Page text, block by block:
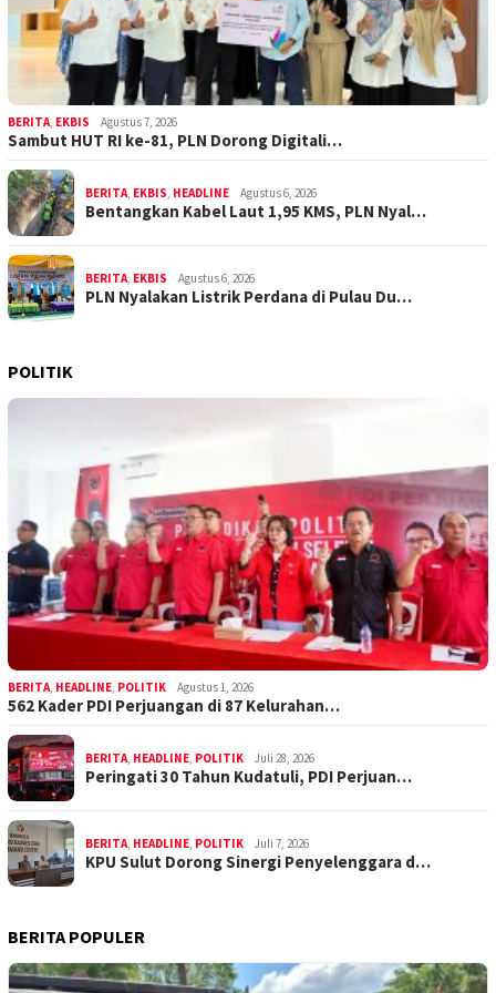
BERITA, EKBIS Agustus 7, 2026
Sambut HUT RI ke-81, PLN Dorong Digitali…
BERITA, EKBIS, HEADLINE Agustus 6, 2026
Bentangkan Kabel Laut 1,95 KMS, PLN Nyal…
BERITA, EKBIS Agustus 6, 2026
PLN Nyalakan Listrik Perdana di Pulau Du…
POLITIK
BERITA, HEADLINE, POLITIK Agustus 1, 2026
562 Kader PDI Perjuangan di 87 Kelurahan…
BERITA, HEADLINE, POLITIK Juli 28, 2026
Peringati 30 Tahun Kudatuli, PDI Perjuan…
BERITA, HEADLINE, POLITIK Juli 7, 2026
KPU Sulut Dorong Sinergi Penyelenggara d…
BERITA POPULER